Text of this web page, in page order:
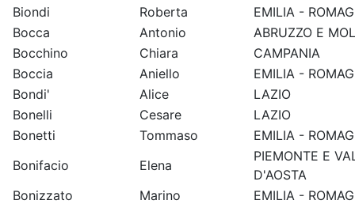
Biondi
Roberta
EMILIA -
Bocca
Antonio
ABRUZZO E
Bocchino
Chiara
CAMPANIA
Boccia
Aniello
EMILIA -
Bondi'
Alice
LAZIO
Bonelli
Cesare
LAZIO
Bonetti
Tommaso
EMILIA -
Bonifacio
Elena
PIEMONTE E
D'AOSTA
Bonizzato
Marino
EMILIA -